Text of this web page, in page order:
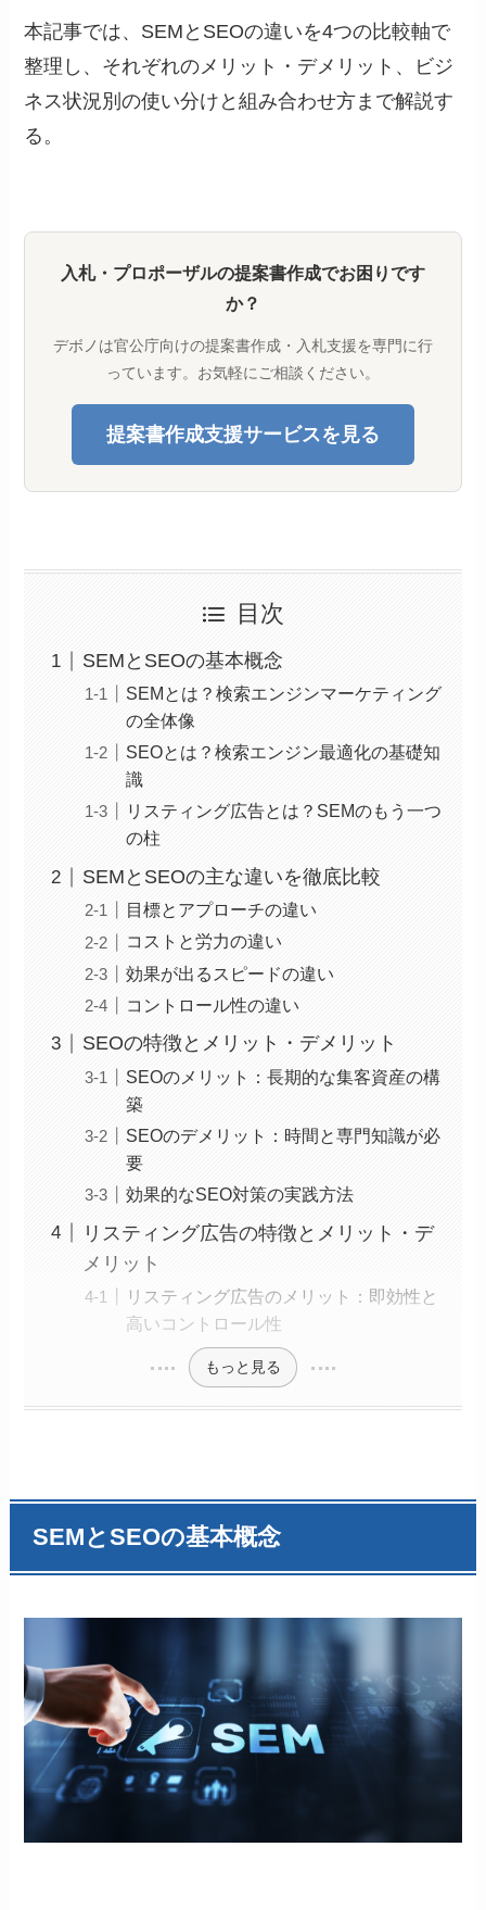
本記事では、SEMとSEOの違いを4つの比較軸で
整理し、それぞれのメリット・デメリット、ビジ
ネス状況別の使い分けと組み合わせ方まで解説す
る。
入札・プロポーザルの提案書作成でお困りです
か？
デボノは官公庁向けの提案書作成・入札支援を専門に行
っています。お気軽にご相談ください。
提案書作成支援サービスを見る
目次
SEMとSEOの基本概念
SEMとは？検索エンジンマーケティング
の全体像
SEOとは？検索エンジン最適化の基礎知
識
リスティング広告とは？SEMのもう一つ
の柱
SEMとSEOの主な違いを徹底比較
目標とアプローチの違い
コストと労力の違い
効果が出るスピードの違い
コントロール性の違い
SEOの特徴とメリット・デメリット
SEOのメリット：長期的な集客資産の構
築
SEOのデメリット：時間と専門知識が必
要
効果的なSEO対策の実践方法
リスティング広告の特徴とメリット・デ
メリット
リスティング広告のメリット：即効性と
高いコントロール性
もっと見る
SEMとSEOの基本概念